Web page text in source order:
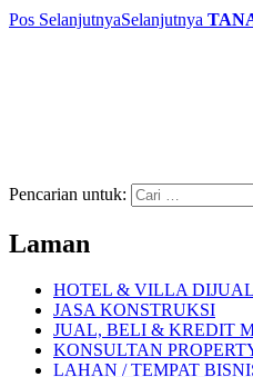
Pos SelanjutnyaSelanjutnya
Pencarian untuk:
Laman
HOTEL & VILLA DIJUAL
JASA KONSTRUKSI
JUAL, BELI & KREDIT
KONSULTAN
LAHAN / TEMPAT